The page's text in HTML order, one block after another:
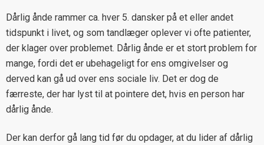
Dårlig ånde rammer ca. hver 5. dansker på et eller andet
tidspunkt i livet, og som tandlæger oplever vi ofte patienter,
der klager over problemet. Dårlig ånde er et stort problem for
mange, fordi det er ubehageligt for ens omgivelser og
derved kan gå ud over ens sociale liv. Det er dog de
færreste, der har lyst til at pointere det, hvis en person har
dårlig ånde.
Der kan derfor gå lang tid før du opdager, at du lider af dårlig